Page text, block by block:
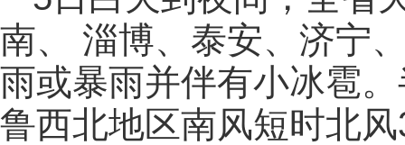
南、 淄博、泰安、济宁
雨或暴雨并伴有小冰雹
鲁西北地区南风短时北